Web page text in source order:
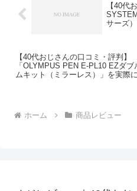
【40代
サーズ
【40代おじさんの口コミ・評判】
「OLYMPUS PEN E-PL10 EZダブ
ムキット（ミラーレス）」を実際
ホーム 商品レビュー